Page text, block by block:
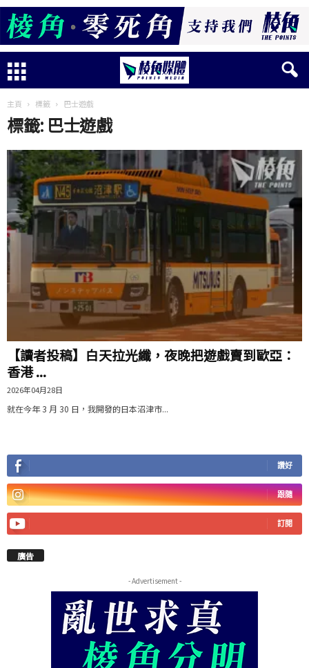
主頁 標籤 巴士遊戲
標籤: 巴士遊戲
【讀者投稿】白天拉光纖，夜晚把遊戲賣到歐亞：
香港 ...
2026年04月28日
就在今年 3 月 30 日，我開發的日本沼津市...
讚好
跟隨
訂閱
廣告
- Advertisement -